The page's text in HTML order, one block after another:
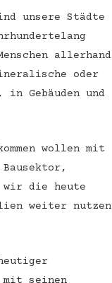
unsere Städte
allerhand
oder
in Gebäuden und
wollen mit
wir die heute
weiter nutzen
mit seinen